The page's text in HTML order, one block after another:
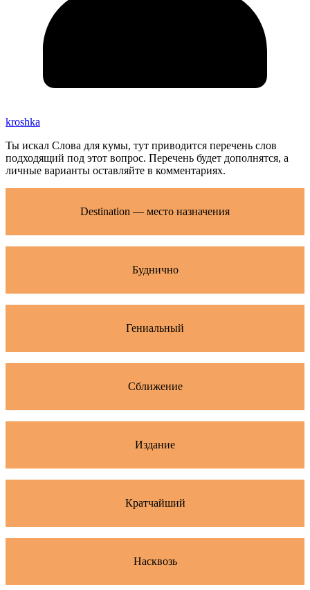
kroshka
Ты искал Слова для кумы, тут приводится перечень слов
подходящий под этот вопрос. Перечень будет дополнятся, а
личные варианты оставляйте в комментариях.
Destination — место назначения
Буднично
Гениальный
Сближение
Издание
Кратчайший
Насквозь